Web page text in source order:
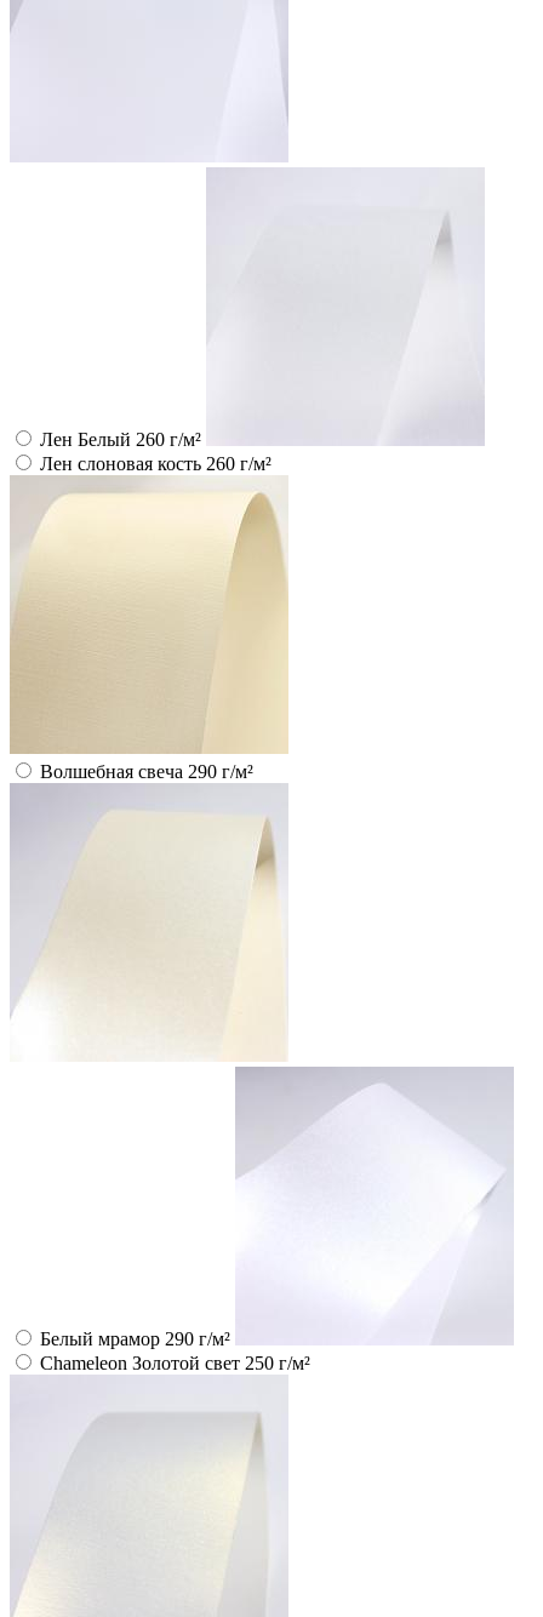
Лен Белый 260 г/м²
Лен слоновая кость 260 г/м²
Волшебная свеча 290 г/м²
Белый мрамор 290 г/м²
Chameleon Золотой свет 250 г/м²